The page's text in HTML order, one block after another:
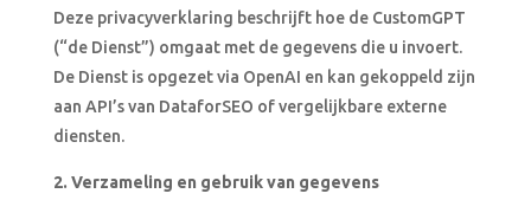
Deze privacyverklaring beschrijft hoe de CustomGPT
(“de Dienst”) omgaat met de gegevens die u invoert.
De Dienst is opgezet via OpenAI en kan gekoppeld zijn
aan API’s van DataforSEO of vergelijkbare externe
diensten.
2. Verzameling en gebruik van gegevens